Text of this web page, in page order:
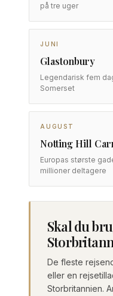
på tre uger
JUNI
Glastonbury
Legendarisk fem
Somerset
AUGUST
Notting Hill
Europas største
millioner deltagere
Skal du
De fleste
eller en
Storbritannien.